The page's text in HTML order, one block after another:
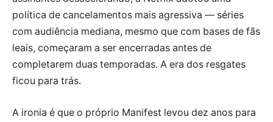
política de cancelamentos mais agressiva — séries
com audiência mediana, mesmo que com bases de fãs
leais, começaram a ser encerradas antes de
completarem duas temporadas. A era dos resgates
ficou para trás.
A ironia é que o próprio Manifest levou dez anos para